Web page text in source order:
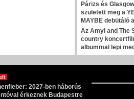
Párizs és
született meg a
MAYBE debütáló
Az Amyl and The
country
albummal lepi
2027-ben háborús
érkeznek Budapestre